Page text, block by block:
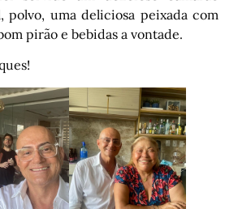
polvo, uma deliciosa peixada com
pirão e bebidas a vontade.